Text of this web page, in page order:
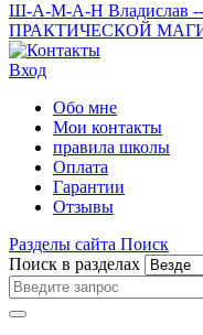
Ш-А-М-А-Н Владислав
ПРАКТИЧЕСКОЙ
Вход
Обо мне
Мои контакты
правила школы
Оплата
Гарантии
Отзывы
Разделы сайта Поиск
Поиск в разделах